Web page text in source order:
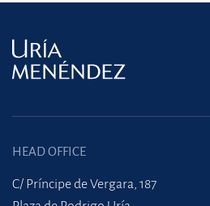
HEAD OFFICE
C/ Príncipe de Vergara, 187